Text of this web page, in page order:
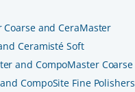
Coarse and CeraMaster
Ceramisté Soft
and CompoMaster Coarse
CompoSite Fine Polishers